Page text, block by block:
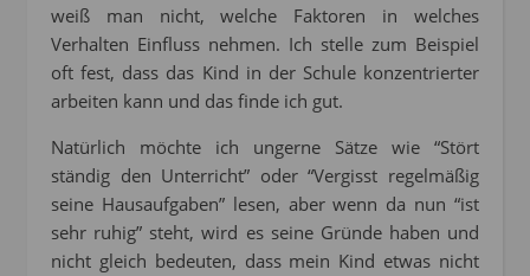
weiß man nicht, welche Faktoren in welches
Verhalten Einfluss nehmen. Ich stelle zum Beispiel
oft fest, dass das Kind in der Schule konzentrierter
arbeiten kann und das finde ich gut.
Natürlich möchte ich ungerne Sätze wie “Stört
ständig den Unterricht” oder “Vergisst regelmäßig
seine Hausaufgaben” lesen, aber wenn da nun “ist
sehr ruhig” steht, wird es seine Gründe haben und
nicht gleich bedeuten, dass mein Kind etwas nicht